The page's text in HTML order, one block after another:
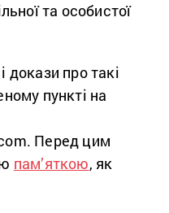
та особистої
докази про такі
пункті на
Перед цим
пам’яткою, як